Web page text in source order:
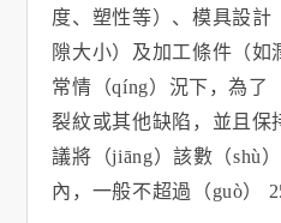
度、塑性等）、模具設計
隙大小）及加工條件（如
常情（qíng）況下，為了
裂紋或其他缺陷，並且保
議將（jiāng）該數（shù
內，一般不超過（guò）